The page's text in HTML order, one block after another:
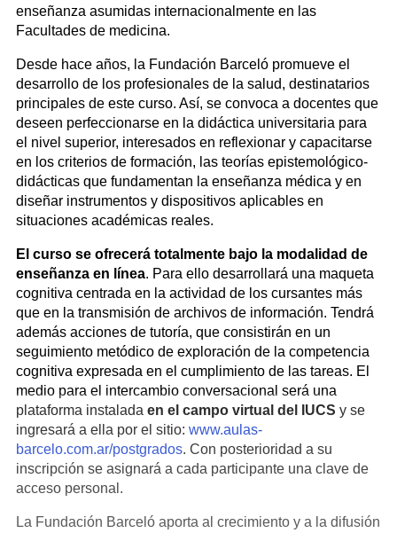
enseñanza asumidas internacionalmente en las
Facultades de medicina.
Desde hace años, la Fundación Barceló promueve el
desarrollo de los profesionales de la salud, destinatarios
principales de este curso. Así, se convoca a docentes que
deseen perfeccionarse en la didáctica universitaria para
el nivel superior, interesados en reflexionar y capacitarse
en los criterios de formación, las teorías epistemológico-
didácticas que fundamentan la enseñanza médica y en
diseñar instrumentos y dispositivos aplicables en
situaciones académicas reales.
El curso se ofrecerá totalmente bajo la modalidad de
enseñanza en línea. Para ello desarrollará una maqueta
cognitiva centrada en la actividad de los cursantes más
que en la transmisión de archivos de información. Tendrá
además acciones de tutoría, que consistirán en un
seguimiento metódico de exploración de la competencia
cognitiva expresada en el cumplimiento de las tareas. El
medio para el intercambio conversacional será una
plataforma instalada en el campo virtual del IUCS y se
ingresará a ella por el sitio: www.aulas-
barcelo.com.ar/postgrados. Con posterioridad a su
inscripción se asignará a cada participante una clave de
acceso personal.
La Fundación Barceló aporta al crecimiento y a la difusión